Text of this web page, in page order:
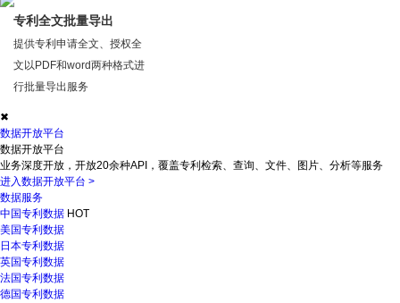
专利全文批量导出
提供专利申请全文、授权全
文以PDF和word两种格式进
行批量导出服务
✖
数据开放平台
数据开放平台
业务深度开放，开放20余种API，覆盖专利检索、查询、文件、图片、分析等服务
进入数据开放平台 >
数据服务
中国专利数据 HOT
美国专利数据
日本专利数据
英国专利数据
法国专利数据
德国专利数据